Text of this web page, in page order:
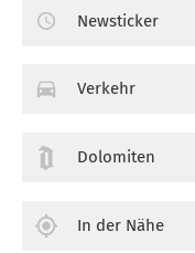
Newsticker
Verkehr
Dolomiten
In der Nähe